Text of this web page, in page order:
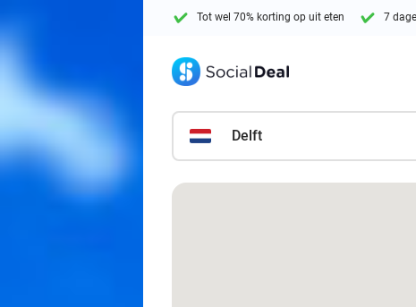
Tot wel 70% korting op uit eten 7
Delft